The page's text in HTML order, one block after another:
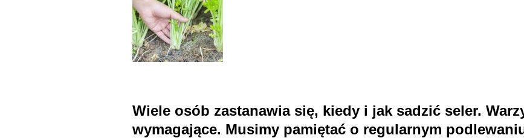
Wiele osób zastanawia się, kiedy i jak sadzić seler.
wymagające. Musimy pamiętać o regularnym